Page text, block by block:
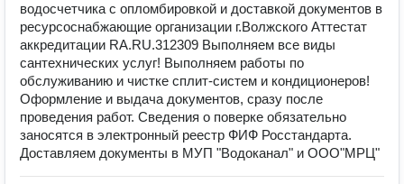
водосчетчика с опломбировкой и доставкой документов в
ресурсоснабжающие организации г.Волжского Аттестат
аккредитации RA.RU.312309 Выполняем все виды
сантехнических услуг! Выполняем работы по
обслуживанию и чистке сплит-систем и кондиционеров!
Оформление и выдача документов, сразу после
проведения работ. Сведения о поверке обязательно
заносятся в электронный реестр ФИФ Росстандарта.
Доставляем документы в МУП "Водоканал" и ООО"МРЦ"